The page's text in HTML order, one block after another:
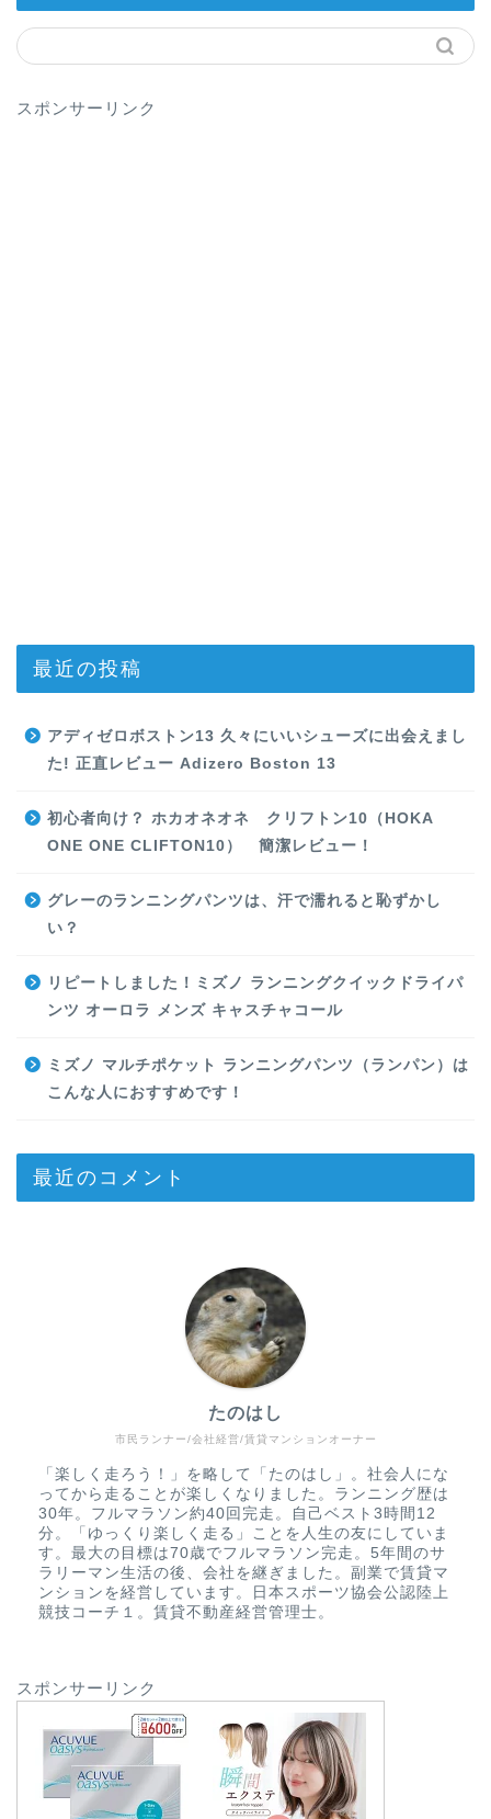
スポンサーリンク
最近の投稿
アディゼロボストン13 久々にいいシューズに出会えまし
た! 正直レビュー Adizero Boston 13
初心者向け？ ホカオネオネ クリフトン10（HOKA
ONE ONE CLIFTON10） 簡潔レビュー！
グレーのランニングパンツは、汗で濡れると恥ずかし
い？
リピートしました！ミズノ ランニングクイックドライパ
ンツ オーロラ メンズ キャスチャコール
ミズノ マルチポケット ランニングパンツ（ランパン）は
こんな人におすすめです！
最近のコメント
市民ランナー/会社経営/賃貸マンションオーナー
たのはし
「楽しく走ろう！」を略して「たのはし」。社会人にな
ってから走ることが楽しくなりました。ランニング歴は
30年。フルマラソン約40回完走。自己ベスト3時間12
分。「ゆっくり楽しく走る」ことを人生の友にしていま
す。最大の目標は70歳でフルマラソン完走。5年間のサ
ラリーマン生活の後、会社を継ぎました。副業で賃貸マ
ンションを経営しています。日本スポーツ協会公認陸上
競技コーチ１。賃貸不動産経営管理士。
スポンサーリンク